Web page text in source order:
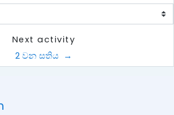
Next activity
2 වන සතිය  →